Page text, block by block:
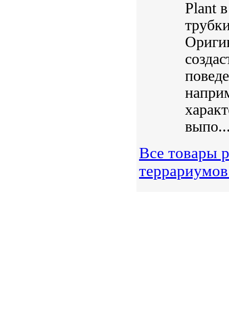
Plant
Все товары